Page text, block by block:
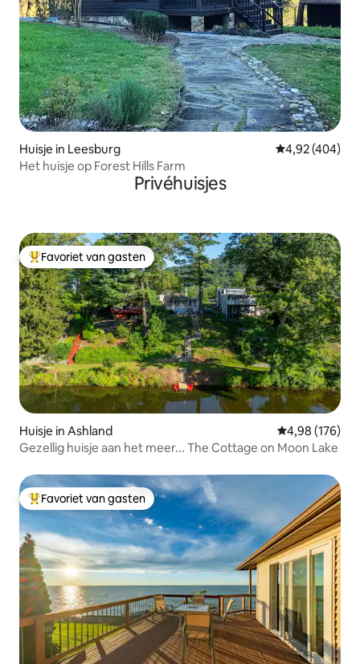
Huisje in Leesburg Gemiddelde
4,92 (404)
Het huisje op Forest Hills Farm
Privéhuisjes
Topfavoriet van gasten
Favoriet van gasten
Huisje in Ashland Gemiddelde
4,98 (176)
Gezellig huisje aan het meer... The Cottage on Moon Lake
Topfavoriet van gasten
Favoriet van gasten